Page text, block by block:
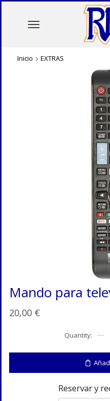
Inicio EXTRAS
Mando para
20,00 €
para
Reservar y